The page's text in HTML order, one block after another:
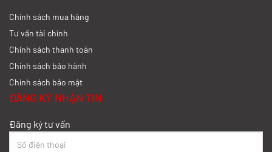
Chính sách mua hàng
Tư vấn tài chính
Chính sách thanh toán
Chính sách bảo hành
Chính sách bảo mật
ĐĂNG KÝ NHẬN TIN
Đăng ký tư vấn